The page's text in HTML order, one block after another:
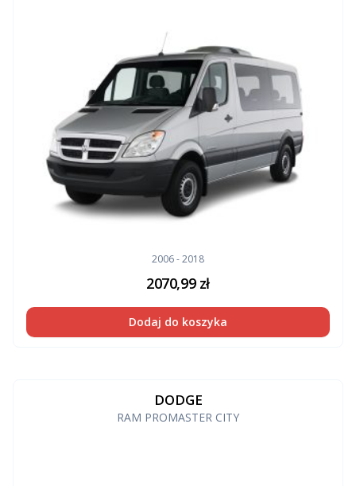
2006 - 2018
2070,99 zł
Dodaj do koszyka
DODGE
RAM PROMASTER CITY